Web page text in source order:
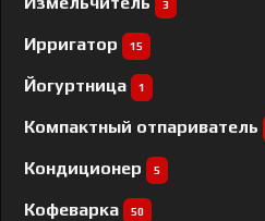
3
Ирригатор 15
Йогуртница 1
Компактный отпариватель
Кондиционер 5
Кофеварка 50